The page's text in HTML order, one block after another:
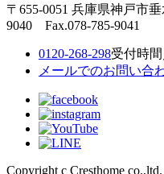
〒655-0051 兵庫県神戸市
9040 Fax.078-785-9041
0120-268-298受付時間
メールでのお問い合
Copyright c Cresthome